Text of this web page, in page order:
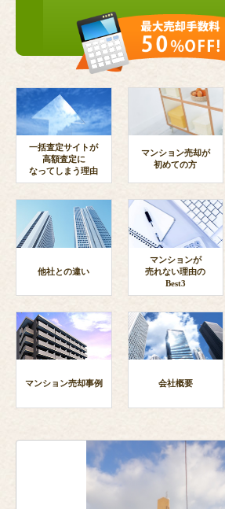
一括査定サイトが
高額査定に
なってしまう理由
マンション売却が
初めての方
他社との違い
マンションが
売れない理由の
Best3
マンション売却事例 会社概要